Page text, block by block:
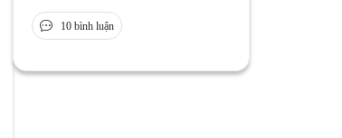
10 bình luận